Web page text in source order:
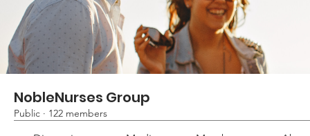
NobleNurses Group
Public · 122 members